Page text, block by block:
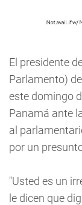
El presidente
Parlamento)
este domingo
Panamá ante
al
por un
"Usted es un
le dicen que